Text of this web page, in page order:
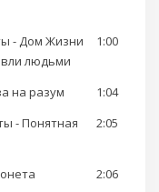
- Дом Жизни
людьми
1:00
на разум
1:04
- Понятная
2:05
2:06